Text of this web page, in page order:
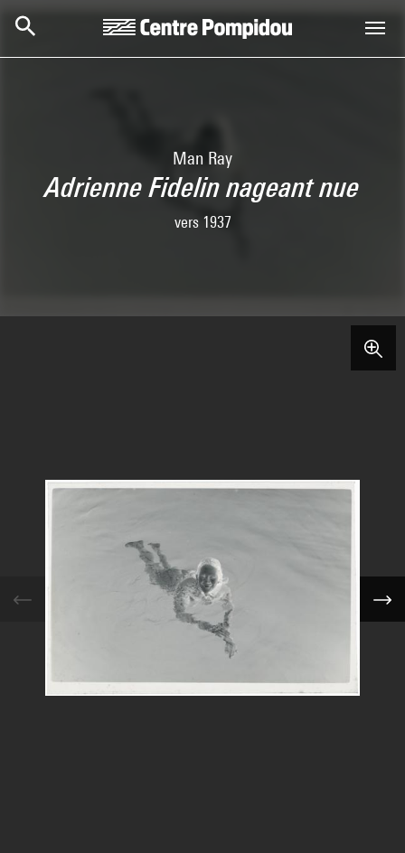
Man Ray
Adrienne Fidelin nageant nue
vers 1937